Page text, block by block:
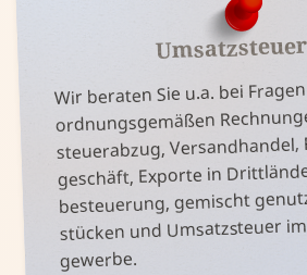
Umsatzsteuer
Wir beraten Sie u.a. bei
ordnungs­gemäßen
steuer­abzug,
geschäft, Exporte in
besteuerung, ge­mischt
stücken und Umsatz­steuer
gewerbe.